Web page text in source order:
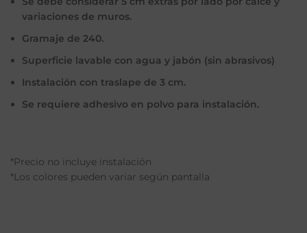
variaciones de muros.
Gramaje de 240.
Superficie lavable con agua y jabón (sin abrasivos)
Instalación con traslape de 3 cm.
Se requiere adhesivo en polvo para instalación.
*Precio no incluye instalación
*Los colores pueden variar según pantalla